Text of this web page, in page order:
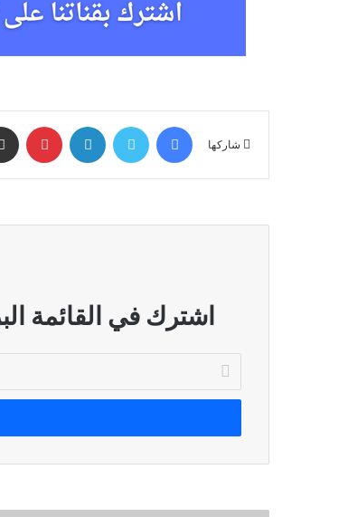
شاركها
فيسبوك تويتر لينكدإن
اشترك في القائمة
بريدك
الإلكتروني